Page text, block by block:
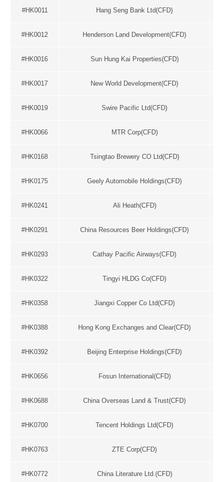
#HK0011 Hang Seng Bank Ltd(CFD)
#HK0012 Henderson Land Development(CFD)
#HK0016 Sun Hung Kai Properties(CFD)
#HK0017 New World Development(CFD)
#HK0019 Swire Pacific Ltd(CFD)
#HK0066 MTR Corp(CFD)
#HK0168 Tsingtao Brewery CO Ltd(CFD)
#HK0175 Geely Automobile Holdings(CFD)
#HK0241 Ali Heath(CFD)
#HK0291 China Resources Beer Holdings(CFD)
#HK0293 Cathay Pacific Airways(CFD)
#HK0322 Tingyi HLDG Co(CFD)
#HK0358 Jiangxi Copper Co Ltd(CFD)
#HK0388 Hong Kong Exchanges and Clear(CFD)
#HK0392 Beijing Enterprise Holdings(CFD)
#HK0656 Fosun International(CFD)
#HK0688 China Overseas Land & Trust(CFD)
#HK0700 Tencent Holdings Ltd(CFD)
#HK0763 ZTE Corp(CFD)
#HK0772 China Literature Ltd.(CFD)